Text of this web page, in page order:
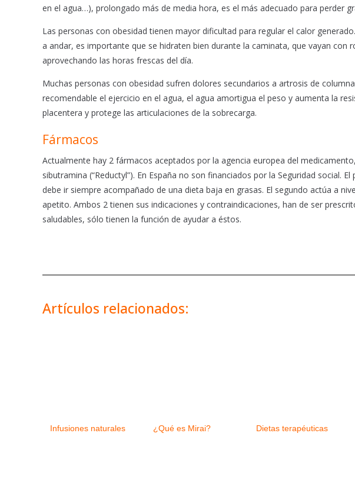
en el agua…), prolongado más de media hora, es el más adecuado para perder
Las personas con obesidad tienen mayor dificultad para regular el calor
a andar, es importante que se hidraten bien durante la caminata, que vayan
aprovechando las horas frescas del día.
Muchas personas con obesidad sufren dolores secundarios a artrosis de
recomendable el ejercicio en el agua, el agua amortigua el peso y aumenta la
placentera y protege las articulaciones de la sobrecarga.
Fármacos
Actualmente hay 2 fármacos aceptados por la agencia europea del
sibutramina (“Reductyl”). En España no son financiados por la Seguridad social.
debe ir siempre acompañado de una dieta baja en grasas. El segundo actúa a
apetito. Ambos 2 tienen sus indicaciones y contraindicaciones, han de ser
saludables, sólo tienen la función de ayudar a éstos.
Artículos relacionados:
Infusiones naturales ¿Qué es Mirai? Dietas terapéuticas